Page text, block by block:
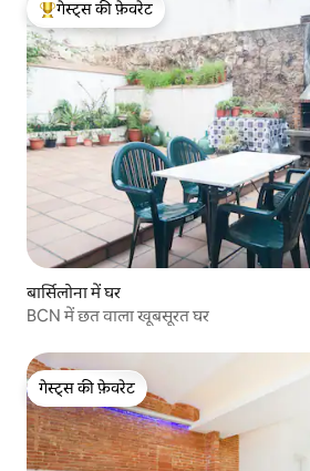
गेस्ट्स का टॉप फ़ेवरेट
गेस्ट्स की फ़ेवरेट
बार्सिलोना में घर
BCN में छत वाला खूबसूरत घर
गेस्ट्स की फ़ेवरेट
गेस्ट्स की फ़ेवरेट